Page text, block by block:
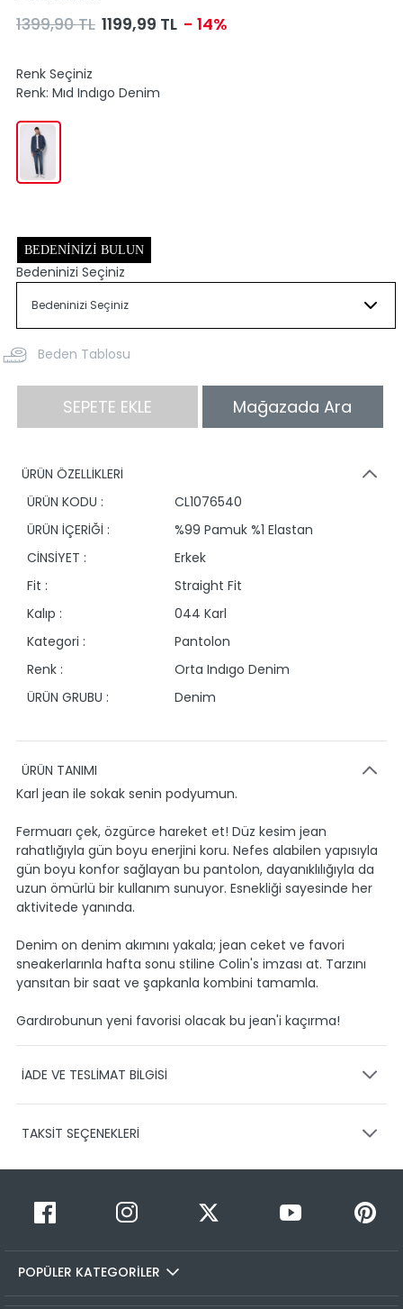
1399,90 TL 1199,99 TL - 14%
Renk Seçiniz
Renk: Mıd Indıgo Denim
BEDENINIZI BULUN
Bedeninizi Seçiniz
Beden Tablosu
SEPETE EKLE Mağazada Ara
ÜRÜN ÖZELLİKLERİ
ÜRÜN KODU :
CL1076540
ÜRÜN İÇERİĞİ :
%99 Pamuk %1 Elastan
CİNSİYET :
Erkek
Fit :
Straight Fit
Kalıp :
044 Karl
Kategori :
Pantolon
Renk :
Orta Indıgo Denim
ÜRÜN GRUBU :
Denim
ÜRÜN TANIMI
Karl jean ile sokak senin podyumun.
Fermuarı çek, özgürce hareket et! Düz kesim jean
rahatlığıyla gün boyu enerjini koru. Nefes alabilen yapısıyla
gün boyu konfor sağlayan bu pantolon, dayanıklılığıyla da
uzun ömürlü bir kullanım sunuyor. Esnekliği sayesinde her
aktivitede yanında.
Denim on denim akımını yakala; jean ceket ve favori
sneakerlarınla hafta sonu stiline Colin's imzası at. Tarzını
yansıtan bir saat ve şapkanla kombini tamamla.
Gardırobunun yeni favorisi olacak bu jean'i kaçırma!
İADE VE TESLİMAT BİLGİSİ
Ürünlerinizin gönderimini anlaşmalı olduğumuz PTT,
1-3 iş günü içerisinde kargoya teslim edilir.
Siparişimin kargo takibini nasıl yapabilirim?
Hesabım/Siparişlerim paneli üzerinden ilgili siparişinize ait
üzerinde bulunan kargo takip linkine tıklamanızla birlikte
TAKSİT SEÇENEKLERİ
Taksit Sayısı Taksit Miktarı
Taksitli Tutar
Toplam
1199,99 TL
2
600,00 TL
3
1199,99 TL
POPÜLER KATEGORİLER